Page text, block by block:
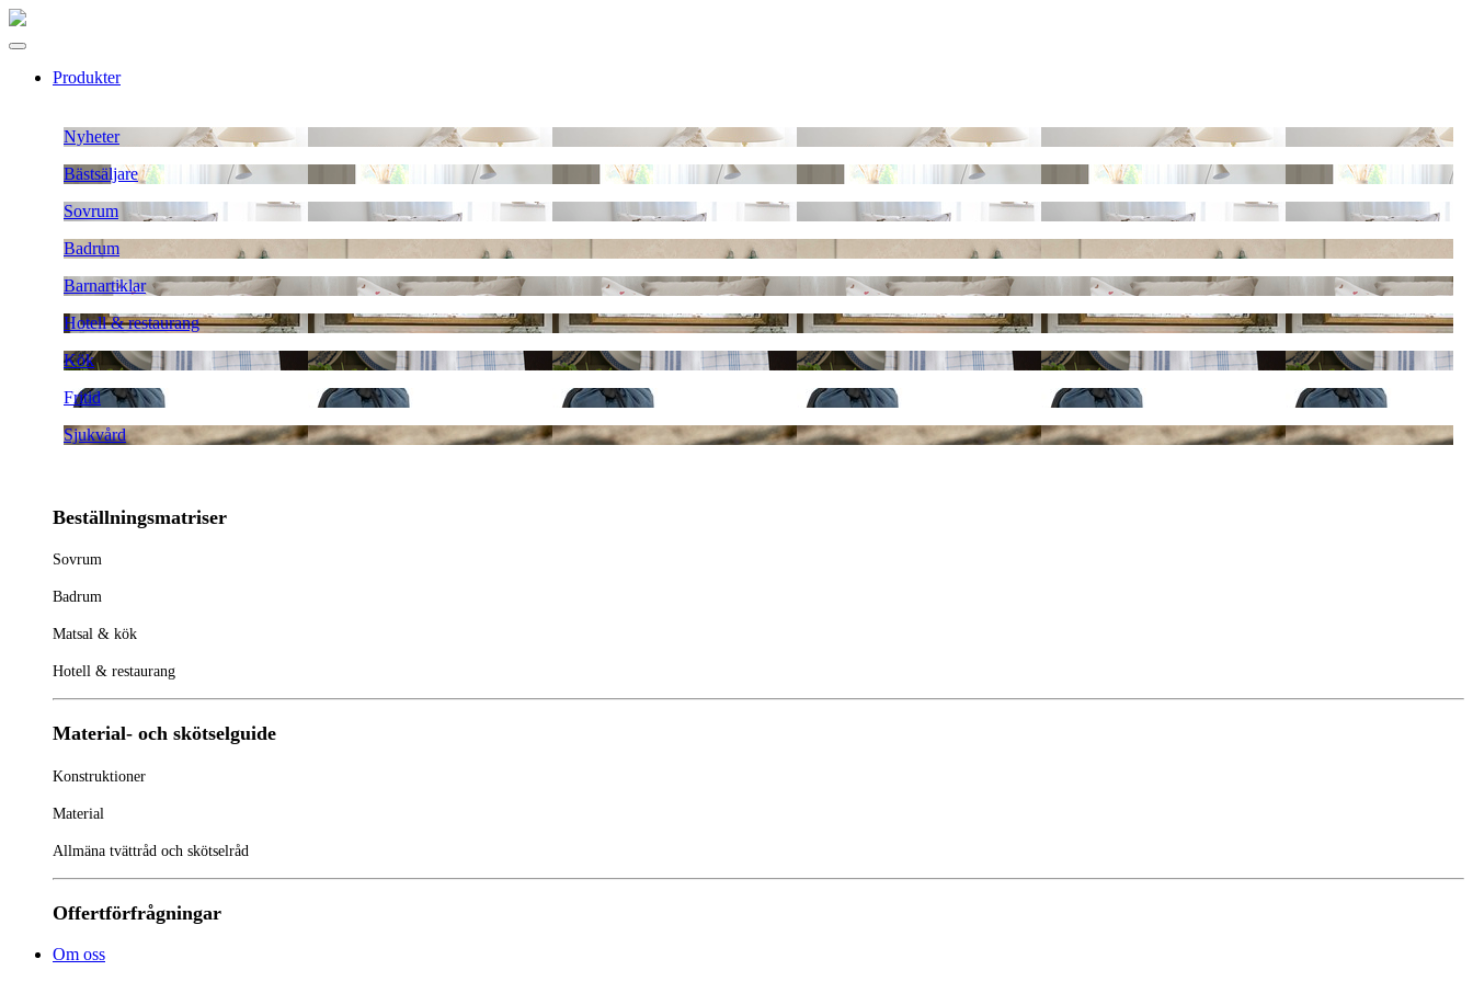
Produkter
Nyheter
Bästsäljare
Sovrum
Badrum
Barnartiklar
Hotell & restaurang
Kök
Fritid
Sjukvård
Beställningsmatriser
Sovrum
Badrum
Matsal & kök
Hotell & restaurang
Material- och skötselguide
Konstruktioner
Material
Allmäna tvättråd och skötselråd
Offertförfrågningar
Om oss